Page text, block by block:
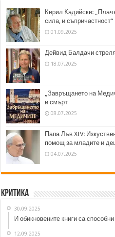
Кирил Кадийски:
сила, и съпричастност“
01.09.2025
Дейвид Балдачи
18.07.2025
„Завръщането на
и смърт
08.07.2025
Папа Лъв XIV:
помощ за младите и
04.07.2025
Критика
30.09.2025
И обикновените книги са
12.09.2025